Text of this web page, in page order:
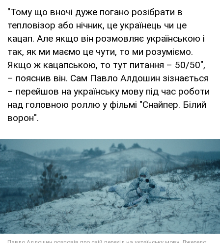
"Тому що вночі дуже погано розібрати в
тепловізор або нічник, це українець чи це
кацап. Але якщо він розмовляє українською і
так, як ми маємо це чути, то ми розуміємо.
Якщо ж кацапською, то тут питання – 50/50",
– пояснив він. Сам Павло Алдошин зізнається
– перейшов на українську мову під час роботи
над головною роллю у фільмі "Снайпер. Білий
ворон".